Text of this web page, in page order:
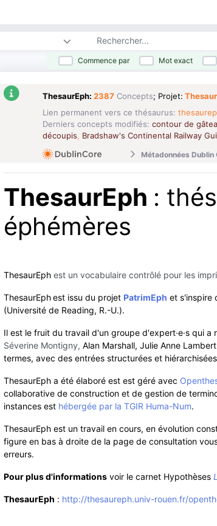
Commence par Mot exact
ThesaurEph: 2387Concepts; Projet:
Lien permanent vers ce thésaurus:
Derniers concepts modifiés: contour de
découpis
Bradshaw's Continental Railway
Métadonnées Dublin
ThesaurEph :
éphémères
ThesaurEphest un vocabulaire contrôlé pour les
ThesaurEph est issu du projet PatrimEph et s'inspire
(Université de Reading, R.-U.).
Il est le fruit du travail d'un groupe d'expert·e·s qui
Séverine Montigny, Alan Marshall, Julie Anne
termes, avec des entrées structurées et
ThesaurEph a été élaboré est est géré avec
collaborative de construction et de gestion de
instances est hébergée par la TGIR Huma-Num.
ThesaurEph est un travail en cours, en évolution
figure en bas à droite de la page de consultation
erreurs.
Pour plus d'informationsvoir le carnet Hypothèses
ThesaurEph : http://thesaureph.univ-rouen.fr/